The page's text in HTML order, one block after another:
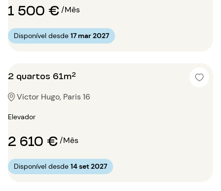
1 500 €/Mês
Disponível desde 17 mar 2027
2 quartos 61m²
Victor Hugo, Paris 16
Elevador
2 610 €/Mês
Disponível desde 14 set 2027